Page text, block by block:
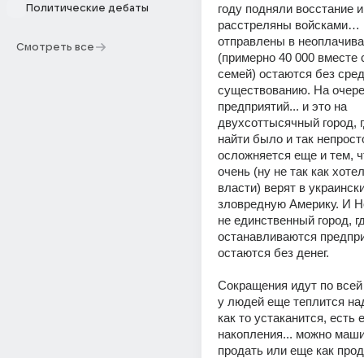
Политические дебаты
Смотреть все
году подняли восстание
расстреляны войсками…
отправлены в
(примерно 40 000 вместе
семей) остаются без
существованию. На
предприятий... и это на
двухсоттысячный город,
найти было и так
осложняется еще и тем,
очень (ну не так как
власти) верят в
зловредную Америку. И
не единственный город,
останавливаются
остаются без денег.
Сокращения идут по
у людей еще теплится
как то устаканится, есть
накопления... можно
продать или еще как